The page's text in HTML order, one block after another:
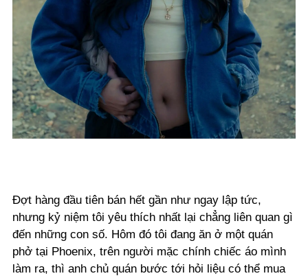
Đợt hàng đầu tiên bán hết gần như ngay lập tức,
nhưng kỷ niệm tôi yêu thích nhất lại chẳng liên quan gì
đến những con số. Hôm đó tôi đang ăn ở một quán
phở tại Phoenix, trên người mặc chính chiếc áo mình
làm ra, thì anh chủ quán bước tới hỏi liệu có thể mua